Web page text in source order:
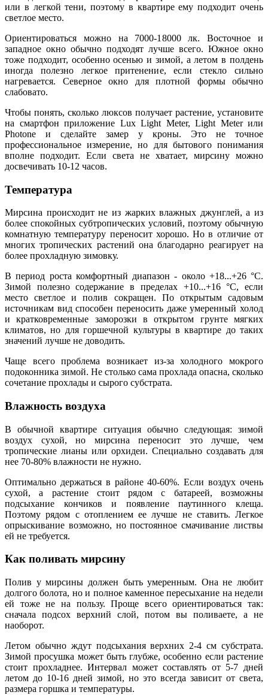
или в легкой тени, поэтому в квартире ему подходит очень
светлое место.
Ориентироваться можно на 7000-18000 лк. Восточное и
западное окно обычно подходят лучше всего. Южное окно
тоже подходит, особенно осенью и зимой, а летом в полдень
иногда полезно легкое притенение, если стекло сильно
нагревается. Северное окно для плотной формы обычно
слабовато.
Чтобы понять, сколько люксов получает растение, установите
на смартфон приложение Lux Light Meter, Light Meter или
Photone и сделайте замер у кроны. Это не точное
профессиональное измерение, но для бытового понимания
вполне подходит. Если света не хватает, мирсину можно
досвечивать 10-12 часов.
Температура
Мирсина происходит не из жарких влажных джунглей, а из
более спокойных субтропических условий, поэтому обычную
комнатную температуру переносит хорошо. Но в отличие от
многих тропических растений она благодарно реагирует на
более прохладную зимовку.
В период роста комфортный диапазон - около +18...+26 °C.
Зимой полезно содержание в пределах +10...+16 °C, если
место светлое и полив сокращен. По открытым садовым
источникам вид способен переносить даже умеренный холод
и кратковременные заморозки в открытом грунте мягких
климатов, но для горшечной культуры в квартире до таких
значений лучше не доводить.
Чаще всего проблема возникает из-за холодного мокрого
подоконника зимой. Не столько сама прохлада опасна, сколько
сочетание прохлады и сырого субстрата.
Влажность воздуха
В обычной квартире ситуация обычно следующая: зимой
воздух сухой, но мирсина переносит это лучше, чем
тропические лианы или орхидеи. Специально создавать для
нее 70-80% влажности не нужно.
Оптимально держаться в районе 40-60%. Если воздух очень
сухой, а растение стоит рядом с батареей, возможны
подсыхание кончиков и появление паутинного клеща.
Поэтому рядом с отоплением ее лучше не ставить. Легкое
опрыскивание возможно, но постоянное смачивание листвы
ей не требуется.
Как поливать мирсину
Полив у мирсины должен быть умеренным. Она не любит
долгого болота, но и полное каменное пересыхание на недели
ей тоже не на пользу. Проще всего ориентироваться так:
сначала подсох верхний слой, потом вы поливаете, а не
наоборот.
Летом обычно ждут подсыхания верхних 2-4 см субстрата.
Зимой просушка может быть глубже, особенно если растение
стоит прохладнее. Интервал может составлять от 5-7 дней
летом до 10-16 дней зимой, но это всегда зависит от света,
размера горшка и температуры.